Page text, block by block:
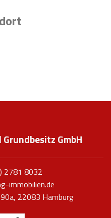
GmbH
2781 8032
immobilien.de
22083 Hamburg